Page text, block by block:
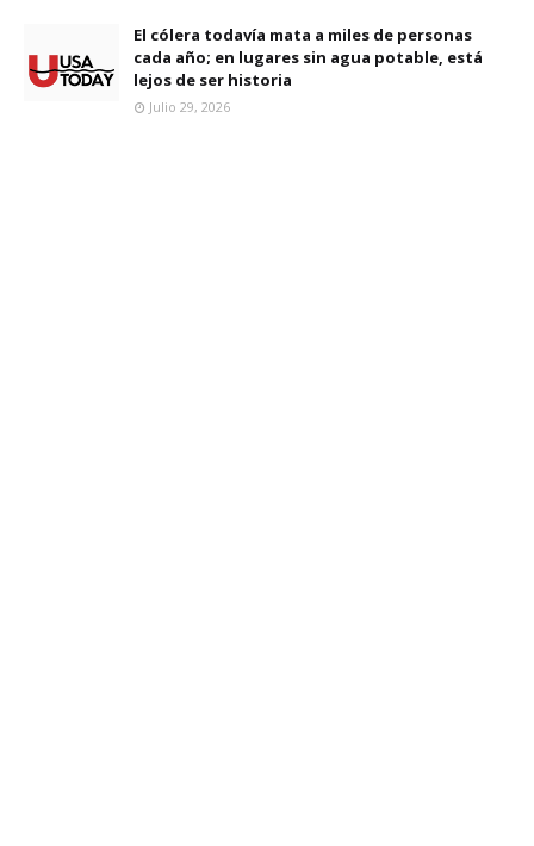
El cólera todavía mata a miles de personas
cada año; en lugares sin agua potable, está
lejos de ser historia
Julio 29, 2026